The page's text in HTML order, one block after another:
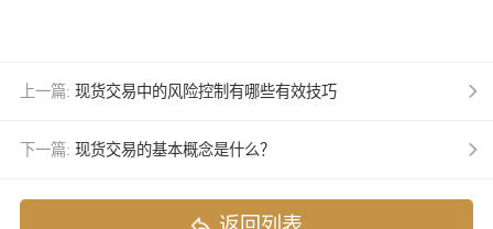
上一篇: 现货交易中的风险控制有哪些有效技巧
下一篇: 现货交易的基本概念是什么？